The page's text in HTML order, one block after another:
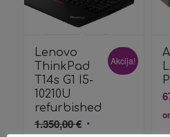
Lenovo
ThinkPad
T14s G1 I5-
10210U
refurbished
1.350,00€ Izvorna
Akcija!